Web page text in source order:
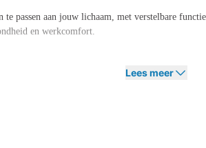
passen aan jouw lichaam, met verstelbare
en werkcomfort.
Lees meer